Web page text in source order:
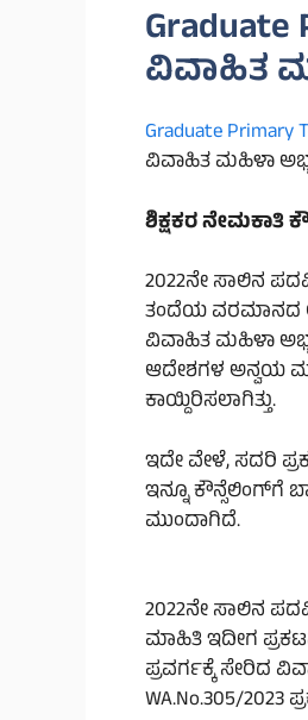
Graduate
ವಿವಾಹಿತ
Graduate Primary
ವಿವಾಹಿತ ಮಹಿಳಾ
ಶಿಕ್ಷಕರ ನೇಮಕಾತಿ
2022ನೇ ಸಾಲಿನ
ತಂದೆಯ ವರಮಾನದ
ವಿವಾಹಿತ ಮಹಿಳಾ
ಆದೇಶಗಳ ಅನ್ವಯ
ಕಾಯ್ದಿರಿಸಲಾಗಿತ್ತು.
ಇದೇ ವೇಳೆ, ಸದರಿ
ಇನ್ನೂ ಕೌನ್ಸೆಲಿಂಗ್‌ಗೆ
ಮುಂದಾಗಿದೆ.
2022ನೇ ಸಾಲಿನ
ಮಾಹಿತಿ ಇದೀಗ
ಪ್ರವರ್ಗಕ್ಕೆ ಸೇರಿದ
WA.No.305/